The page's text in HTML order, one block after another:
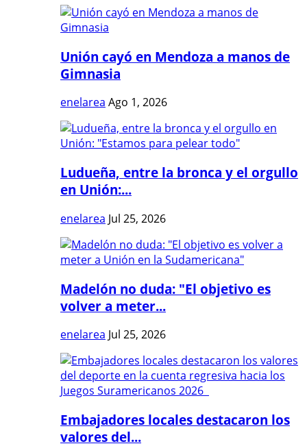
Unión cayó en Mendoza a manos de
Gimnasia
enelarea Ago 1, 2026
Ludueña, entre la bronca y el orgullo
en Unión:...
enelarea Jul 25, 2026
Madelón no duda: "El objetivo es
volver a meter...
enelarea Jul 25, 2026
Embajadores locales destacaron los
valores del...